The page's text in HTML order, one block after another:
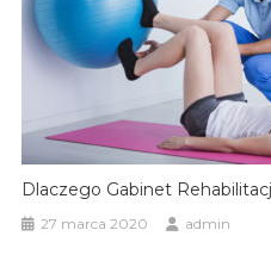
Dlaczego Gabinet
27 marca 2020 admin